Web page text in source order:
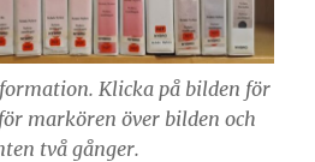
Klicka på bilden för
markören över bilden och
två gånger.